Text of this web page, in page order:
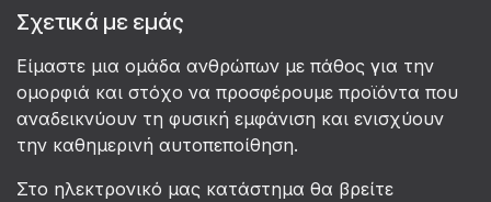
Σχετικά με εμάς
Είμαστε μια ομάδα ανθρώπων με πάθος για την
ομορφιά και στόχο να προσφέρουμε προϊόντα που
αναδεικνύουν τη φυσική εμφάνιση και ενισχύουν
την καθημερινή αυτοπεποίθηση.
Στο ηλεκτρονικό μας κατάστημα θα βρείτε